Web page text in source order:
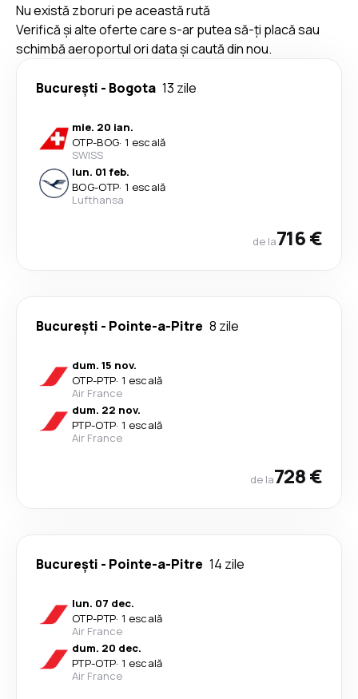
Nu există zboruri pe această rută
Verifică și alte oferte care s-ar putea să-ți placă sau
schimbă aeroportul ori data și caută din nou.
București - Bogota 13 zile
mie. 20 ian.
OTP-BOG· 1 escală
SWISS
lun. 01 feb.
BOG-OTP· 1 escală
Lufthansa
de la716 €
București - Pointe-a-Pitre 8 zile
dum. 15 nov.
OTP-PTP· 1 escală
Air France
dum. 22 nov.
PTP-OTP· 1 escală
Air France
de la728 €
București - Pointe-a-Pitre 14 zile
lun. 07 dec.
OTP-PTP· 1 escală
Air France
dum. 20 dec.
PTP-OTP· 1 escală
Air France